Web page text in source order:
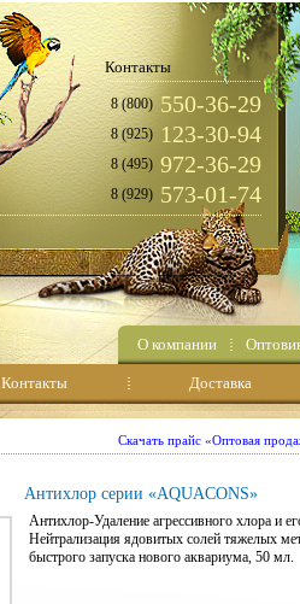
Контакты
8 (800) 550-36-29
8 (925) 123-30-94
8 (495) 972-36-29
8 (929) 573-01-74
О компании
Контакты Доставка
Скачать прайс «Оптовая
Антихлор серии «AQUACONS»
Антихлор-Удаление агрессивного хлора и
Нейтрализация ядовитых солей тяжелых
быстрого запуска нового аквариума, 50 мл.